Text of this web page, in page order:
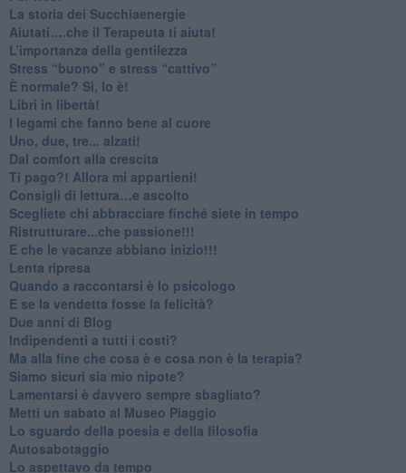
​La storia dei Succhiaenergie
​Aiutati….che il Terapeuta ti aiuta!
​L’importanza della gentilezza
​Stress “buono” e stress “cattivo”
​È normale? Sì, lo è!
​Libri in libertà!
​I legami che fanno bene al cuore
Uno, due, tre... alzati!​
​Dal comfort alla crescita
​Ti pago?! Allora mi appartieni!​
​Consigli di lettura…e ascolto
​Scegliete chi abbracciare finché siete in tempo
​Ristrutturare...che passione!!!
​E che le vacanze abbiano inizio!!!
​Lenta ripresa
​Quando a raccontarsi è lo psicologo
​E se la vendetta fosse la felicità?
​Due anni di Blog
​Indipendenti a tutti i costi?
​Ma alla fine che cosa è e cosa non è la terapia?
​Siamo sicuri sia mio nipote?
​Lamentarsi è davvero sempre sbagliato?
​Metti un sabato al Museo Piaggio
​Lo sguardo della poesia e della filosofia
Autosabotaggio
​Lo aspettavo da tempo